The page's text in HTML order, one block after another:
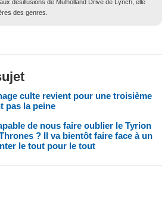
désillusions de Mulholland Drive de Lynch, elle
des genres.
culte revient pour une troisième
pas la peine
de nous faire oublier le Tyrion
? Il va bientôt faire face à un
le tout pour le tout